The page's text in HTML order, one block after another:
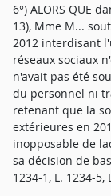
6°) ALORS QUE
13), Mme M...
2012 interdisant
réseaux sociaux
n'avait pas été
du personnel ni
retenant que la
extérieures en
inopposable de
sa décision de
1234-1, L. 1234-